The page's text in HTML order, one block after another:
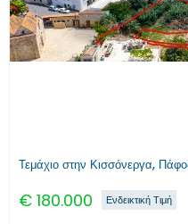
Τεμάχιο στην Κισσόνεργα,
€ 180.000 Ενδεικτική Τιμή